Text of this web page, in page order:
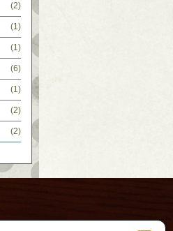
(2)
(1)
(1)
(6)
(1)
(2)
(2)